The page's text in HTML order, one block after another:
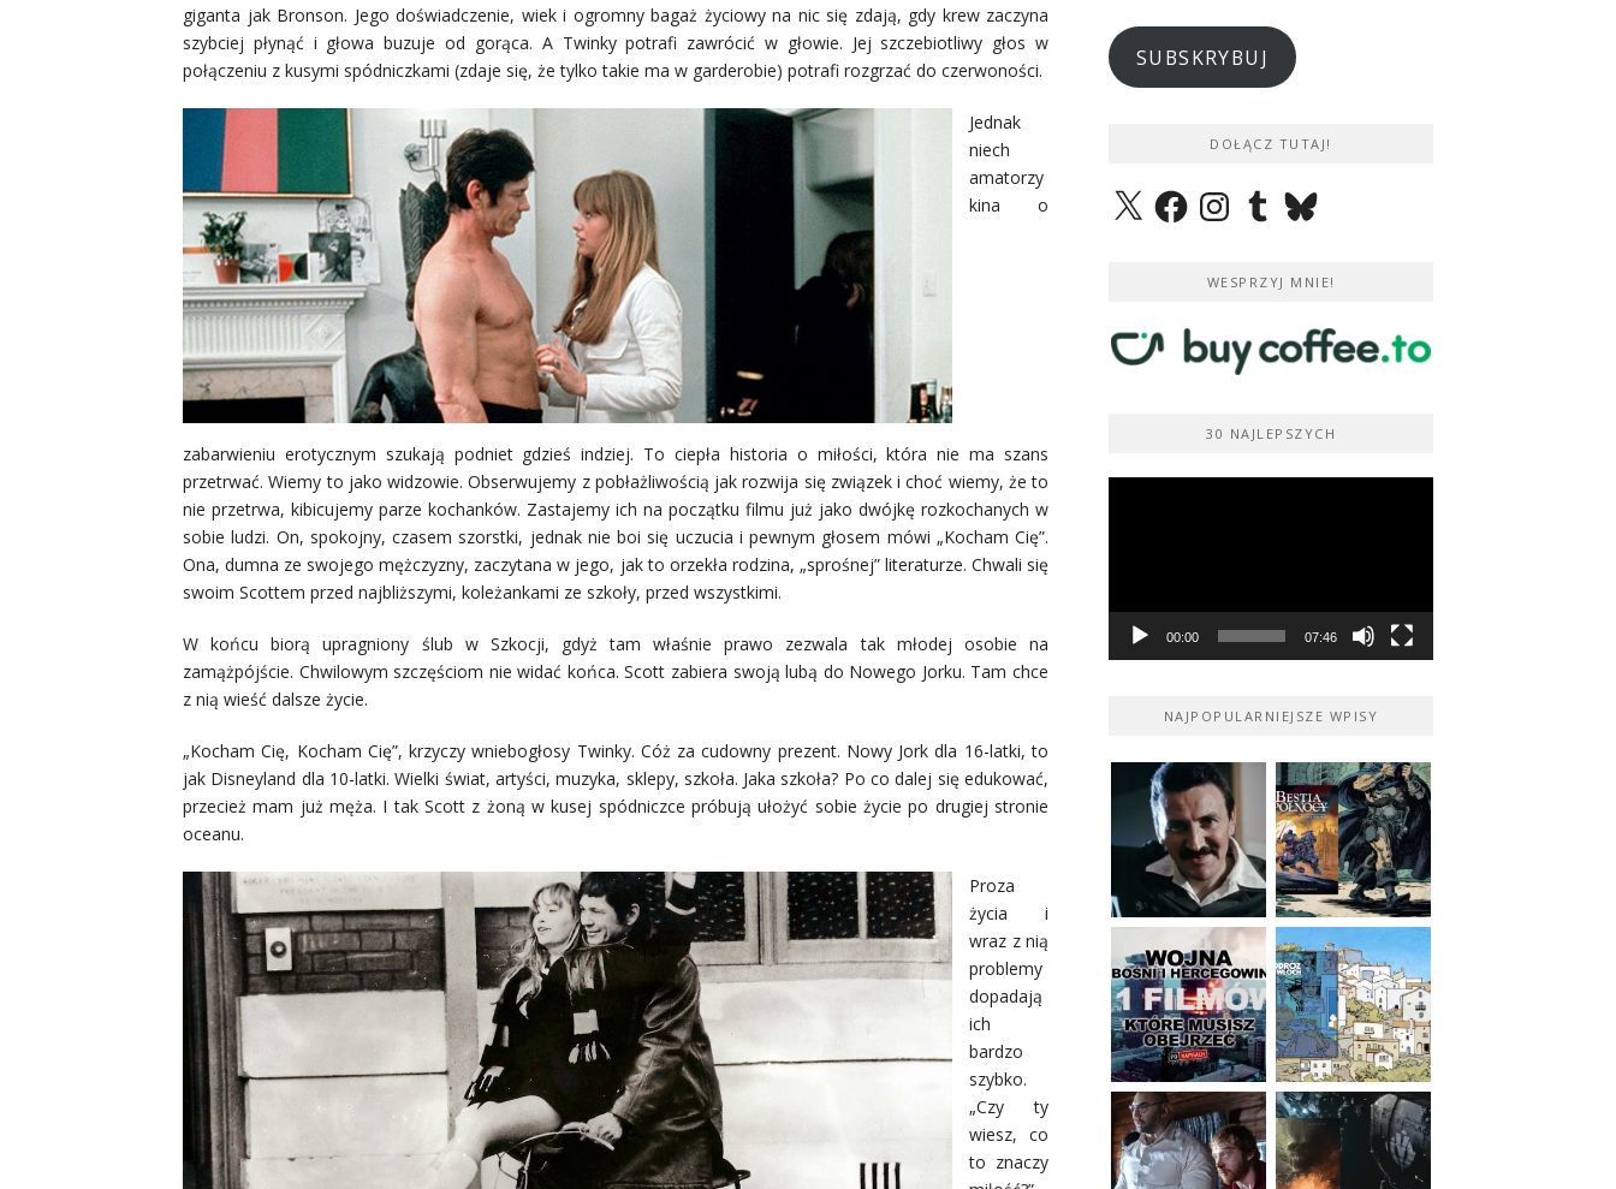
giganta jak Bronson. Jego doświadczenie, wiek i ogromny bagaż życiowy na nic się zdają, gdy krew zaczyna
szybciej płynąć i głowa buzuje od gorąca. A Twinky potrafi zawrócić w głowie. Jej szczebiotliwy głos w
połączeniu z kusymi spódniczkami (zdaje się, że tylko takie ma w garderobie) potrafi rozgrzać do czerwoności.
Jednak
niech
amatorzy
kina o
zabarwieniu erotycznym szukają podniet gdzieś indziej. To ciepła historia o miłości, która nie ma szans
przetrwać. Wiemy to jako widzowie. Obserwujemy z pobłażliwością jak rozwija się związek i choć wiemy, że to
nie przetrwa, kibicujemy parze kochanków. Zastajemy ich na początku filmu już jako dwójkę rozkochanych w
sobie ludzi. On, spokojny, czasem szorstki, jednak nie boi się uczucia i pewnym głosem mówi „Kocham Cię”.
Ona, dumna ze swojego mężczyzny, zaczytana w jego, jak to orzekła rodzina, „sprośnej” literaturze. Chwali się
swoim Scottem przed najbliższymi, koleżankami ze szkoły, przed wszystkimi.
W końcu biorą upragniony ślub w Szkocji, gdyż tam właśnie prawo zezwala tak młodej osobie na
zamążpójście. Chwilowym szczęściom nie widać końca. Scott zabiera swoją lubą do Nowego Jorku. Tam chce
z nią wieść dalsze życie.
„Kocham Cię, Kocham Cię”, krzyczy wniebogłosy Twinky. Cóż za cudowny prezent. Nowy Jork dla 16-latki, to
jak Disneyland dla 10-latki. Wielki świat, artyści, muzyka, sklepy, szkoła. Jaka szkoła? Po co dalej się edukować,
przecież mam już męża. I tak Scott z żoną w kusej spódniczce próbują ułożyć sobie życie po drugiej stronie
oceanu.
Proza
życia i
wraz z nią
problemy
dopadają
ich
bardzo
szybko.
„Czy ty
wiesz, co
to znaczy
SUBSKRYBUJ
DOŁĄCZ TUTAJ!
X FacebookInstagramTumblrBluesky
WESPRZYJ MNIE!
30 NAJLEPSZYCH
00:00 07:46
NAJPOPULARNIEJSZE WPISY